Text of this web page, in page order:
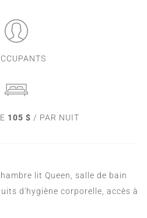
105 $ / PAR NUIT
lit Queen, salle de bain
d'hygiène corporelle, accès à